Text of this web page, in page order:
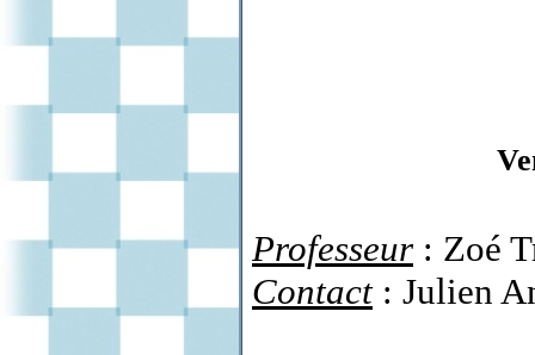
Professeur : Zoé
Contact: Julien